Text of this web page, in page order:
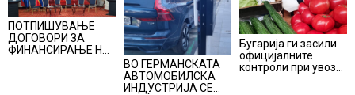
ПОТПИШУВАЊЕ
ДОГОВОРИ ЗА
ФИНАНСИРАЊЕ НА
ВО ГЕРМАНСКАТА
АВТОМОБИЛСКА
ИНДУСТРИЈА СЕ
Бугарија ги засили
официјалните
контроли при увоз